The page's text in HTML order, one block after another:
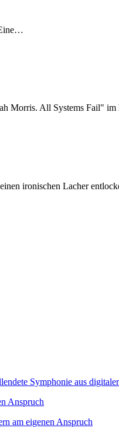
Morris. All Systems Fail"
ironischen Lacher
Symphonie aus
Anspruch
am eigenen Anspruch